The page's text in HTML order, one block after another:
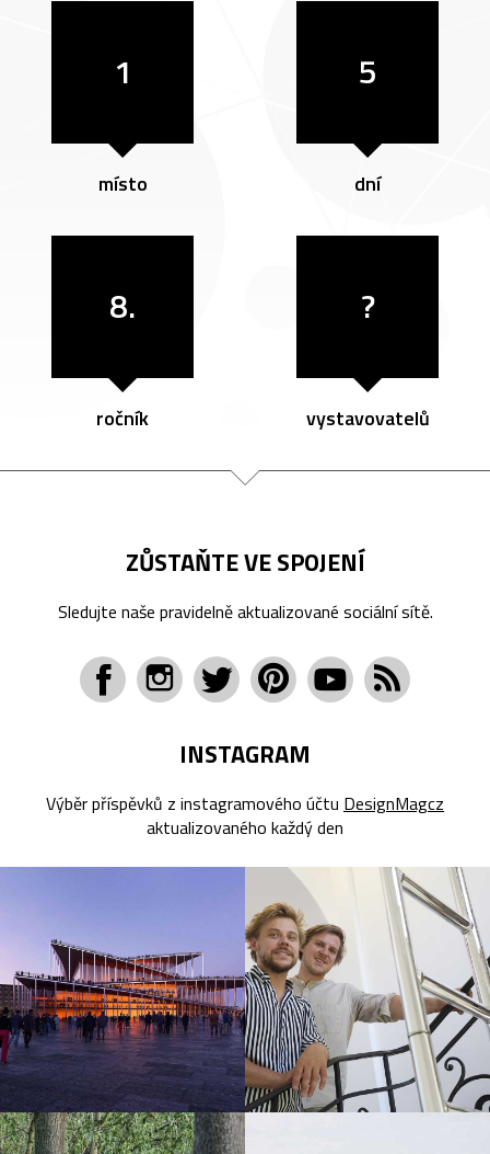
1
místo
5
dní
8.
ročník
?
vystavovatelů
ZŮSTAŇTE VE SPOJENÍ
Sledujte naše pravidelně aktualizované sociální sítě.
INSTAGRAM
Výběr příspěvků z instagramového účtu DesignMagcz
aktualizovaného každý den